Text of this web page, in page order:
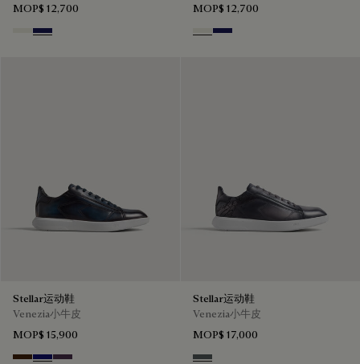
MOP$ 12,700
Off White
Navy Blue
MOP$ 12,700
Off White
Navy Blue
Stellar运动鞋
Venezia小牛皮
MOP$ 15,900
Stellar运动鞋
Venezia小牛皮
MOP$ 17,000